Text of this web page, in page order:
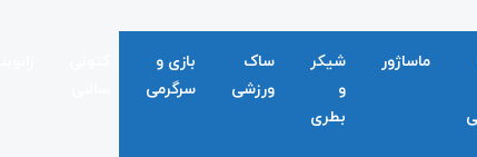
ماساژور
شیکر
و
بطری
ساک
ورزشی
بازی و
سرگرمی